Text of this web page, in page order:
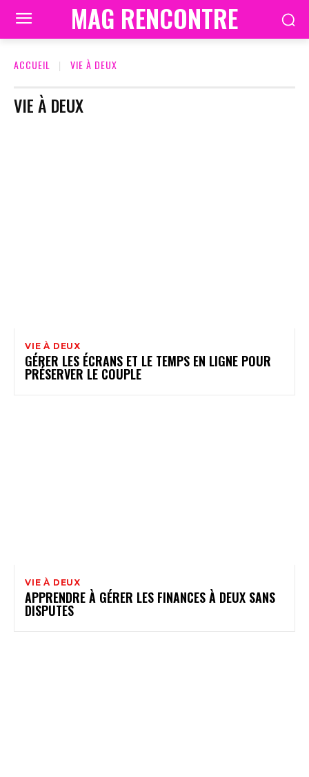
MAG RENCONTRE
ACCUEIL VIE À DEUX
VIE À DEUX
VIE À DEUX
GÉRER LES ÉCRANS ET LE TEMPS EN LIGNE POUR
PRÉSERVER LE COUPLE
VIE À DEUX
APPRENDRE À GÉRER LES FINANCES À DEUX SANS
DISPUTES